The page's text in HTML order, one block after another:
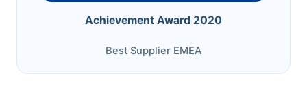
Achievement Award 2020
Best Supplier EMEA